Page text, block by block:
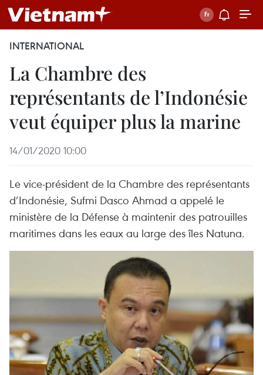
INTERNATIONAL
La Chambre des
représentants de l’Indonésie
veut équiper plus la marine
14/01/2020 10:00
Le vice-président de la Chambre des représentants
d’Indonésie, Sufmi Dasco Ahmad a appelé le
ministère de la Défense à maintenir des patrouilles
maritimes dans les eaux au large des îles Natuna.